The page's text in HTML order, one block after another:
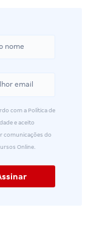
com a Política de
e aceito
comunicações do
Online.